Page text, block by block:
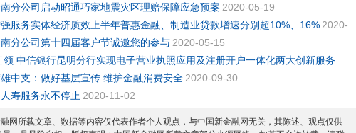
分公司启动昭通巧家地震灾区理赔保障应急预案 2020-05-19
服务实体经济质效上半年普惠金融、制造业贷款增速分别超10%、16% 2020-
分公司第十四届客户节诚邀您的参与 2020-05-15
领 中信银行昆明分行实现电子营业执照应用及注册开户一体化两大创新服务
中支：做好基层宣传 维护金融消费安全 2020-09-30
寿服务永不停止 2020-11-02
网所载文章、数据等内容仅代表作者个人观点，与中国新金融网无关，其陈述、观点仅供